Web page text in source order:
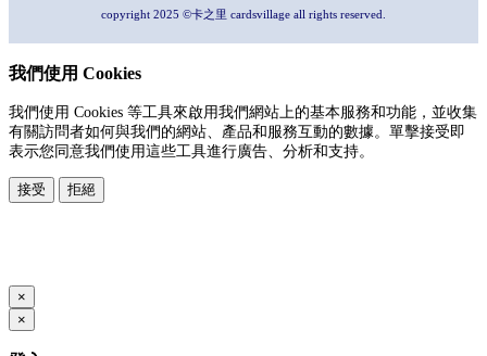
copyright 2025 ©卡之里 cardsvillage all rights reserved.
我們使用 Cookies
我們使用 Cookies 等工具來啟用我們網站上的基本服務和功能，並收集
有關訪問者如何與我們的網站、產品和服務互動的數據。單擊接受即
表示您同意我們使用這些工具進行廣告、分析和支持。
接受 拒絕
×
×